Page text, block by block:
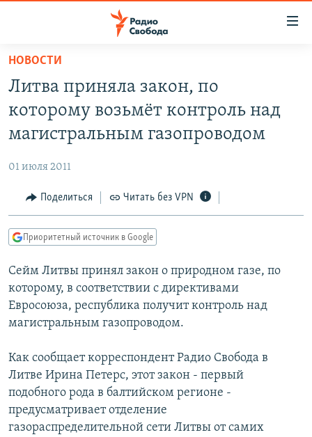
упрощенного
доступа
основному
Вернутся
Вернутся
поиску
ПОДКАСТЫ
АВТОРСКИЕ ПРОЕКТЫ
МНЕНИЯ
КУЛЬТУРА
КАВКАЗ.РЕАЛИИ
СЕВЕР.РЕАЛИИ
СИБИРЬ.РЕАЛИИ
РАСПИСАНИЕ ВЕЩАНИЯ
ПОДПИШИТЕСЬ НА РАССЫЛКУ
СОЦИАЛЬНЫЕ СЕТИ
НОВОСТИ
Литва приняла закон, по
которому возьмёт контроль над
магистральным газопроводом
01 июля 2011
Поделиться Читать без VPN
Приоритетный источник в Google
Сейм Литвы принял закон о природном газе, по
которому, в соответствии с директивами
Евросоюза, республика получит контроль над
магистральным газопроводом.
Как сообщает корреспондент Радио Свобода в
Литве Ирина Петерс, этот закон - первый
подобного рода в балтийском регионе -
предусматривает отделение
газораспределительной сети Литвы от самих